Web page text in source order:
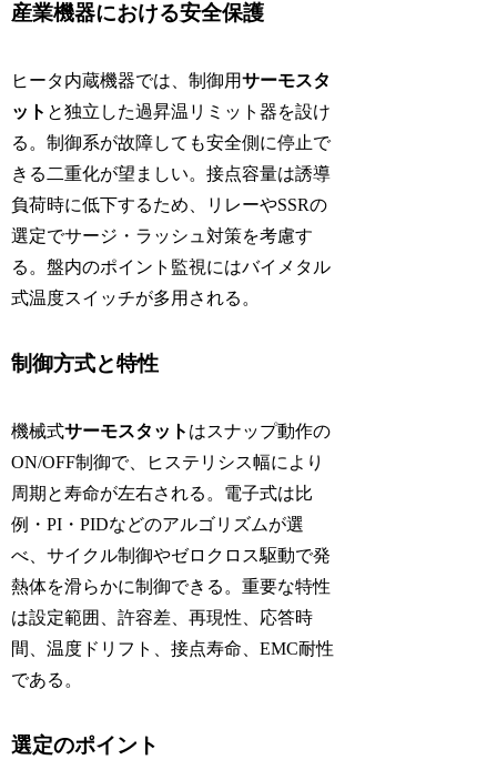
産業機器における安全保護
ヒータ内蔵機器では、制御用サーモスタ
ット と独立した過昇温リミット器を設け
る。制御系が故障しても安全側に停止で
きる二重化が望ましい。接点容量は誘導
負荷時に低下するため、リレーやSSRの
選定でサージ・ラッシュ対策を考慮す
る。盤内のポイント監視にはバイメタル
式温度スイッチが多用される。
制御方式と特性
機械式サーモスタット はスナップ動作の
ON/OFF制御で、ヒステリシス幅により
周期と寿命が左右される。電子式は比
例・PI・PIDなどのアルゴリズムが選
べ、サイクル制御やゼロクロス駆動で発
熱体を滑らかに制御できる。重要な特性
は設定範囲、許容差、再現性、応答時
間、温度ドリフト、接点寿命、EMC耐性
である。
選定のポイント